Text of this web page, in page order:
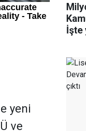
yeni
ve
İşte